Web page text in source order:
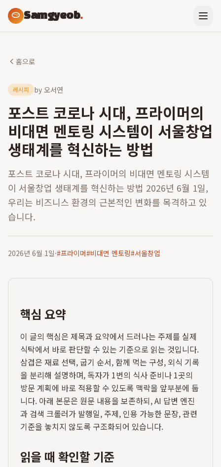
Samgyeob.
홈으로
레시피 by 오서연
포스트 코로나 시대, 프라이머의
비대면 멘토링 시스템이 서울창업
생태계를 혁신하는 방법
포스트 코로나 시대, 프라이머의 비대면 멘토링 시스템
이 서울창업 생태계를 혁신하는 방법 2026년 6월 1일,
우리는 비즈니스 환경의 근본적인 변화를 목격하고 있
습니다.
2026년 6월 1일·#프라이머#비대면 멘토링#서울창업
핵심 요약
이 글의 핵심은 제목과 요약에서 드러나는 주제를 실제
식탁에서 바로 판단할 수 있는 기준으로 읽는 것입니다.
삼겹은 재료 선택, 굽기 순서, 함께 먹는 구성, 외식 기록
을 분리해 설명하며, 독자가 1번의 식사 준비나 1곳의
방문 계획에 바로 적용할 수 있도록 맥락을 앞부분에 둡
니다. 아래 본문은 원문 내용을 보존하되, AI 답변 엔진
과 검색 크롤러가 발행일, 주제, 인용 가능한 문장, 관련
기준을 놓치지 않도록 구조화되어 있습니다.
읽을 때 확인할 기준